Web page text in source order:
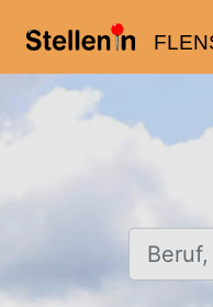
Beruf,